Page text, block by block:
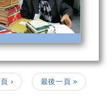
› Last page
最後一頁 »